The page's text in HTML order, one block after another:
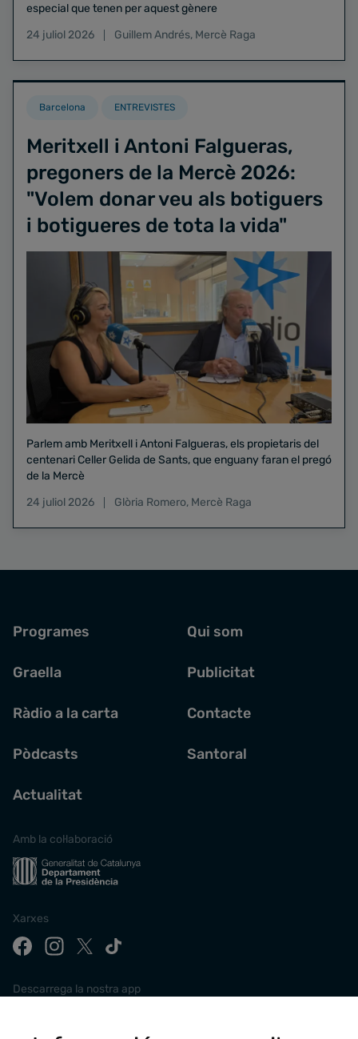
especial que tenen per aquest gènere
24 juliol 2026
Guillem Andrés, Mercè Raga
Barcelona ENTREVISTES
Meritxell i Antoni Falgueras,
pregoners de la Mercè 2026:
"Volem donar veu als botiguers
i botigueres de tota la vida"
Parlem amb Meritxell i Antoni Falgueras, els propietaris del
centenari Celler Gelida de Sants, que enguany faran el pregó
de la Mercè
24 juliol 2026
Glòria Romero, Mercè Raga
Programes
Graella
Ràdio a la carta
Pòdcasts
Actualitat
Qui som
Publicitat
Contacte
Santoral
Amb la col·laboració
Xarxes
Descarrega la nostra app